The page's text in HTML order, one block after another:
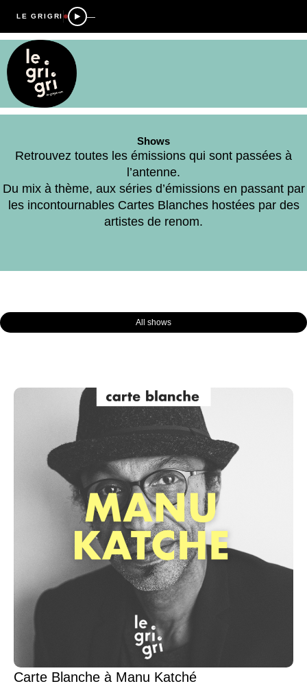
LE GRIGRI —
Shows
Retrouvez toutes les émissions qui sont passées à
l’antenne.
Du mix à thème, aux séries d’émissions en passant par
les incontournables Cartes Blanches hostées par des
artistes de renom.
All shows
Carte Blanche à Manu Katché
PagePage Page